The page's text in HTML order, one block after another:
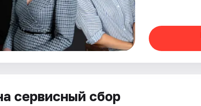
сервисный сбор